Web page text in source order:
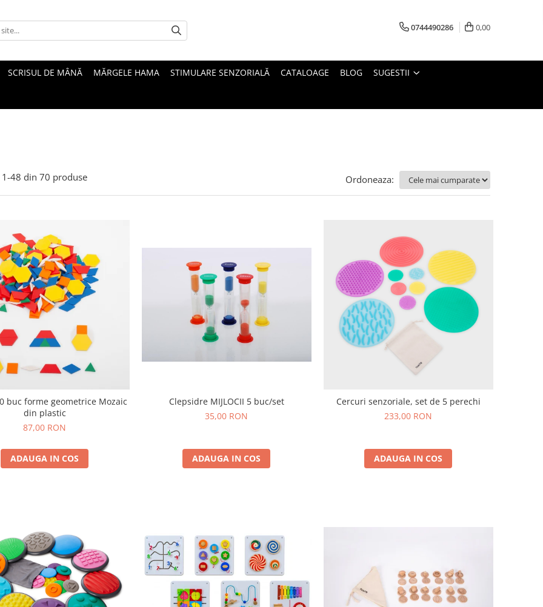
0744490286 0,00
SCRISUL DE MÂNĂ MĂRGELE HAMA STIMULARE SENZORIALĂ CATALOAGE BLOG SUGESTII
1-48 din 70 produse Ordoneaza:
buc forme geometrice Mozaic
din plastic
87,00 RON
ADAUGA IN COS
Clepsidre MIJLOCII 5 buc/set
35,00 RON
ADAUGA IN COS
Cercuri senzoriale, set de 5 perechi
233,00 RON
ADAUGA IN COS